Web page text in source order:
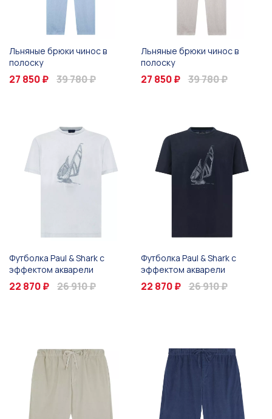
Льняные брюки чинос в
полоску
27 850 ₽ 39 780 ₽
Льняные брюки чинос в
полоску
27 850 ₽ 39 780 ₽
Футболка Paul & Shark с
эффектом акварели
22 870 ₽ 26 910 ₽
Футболка Paul & Shark с
эффектом акварели
22 870 ₽ 26 910 ₽